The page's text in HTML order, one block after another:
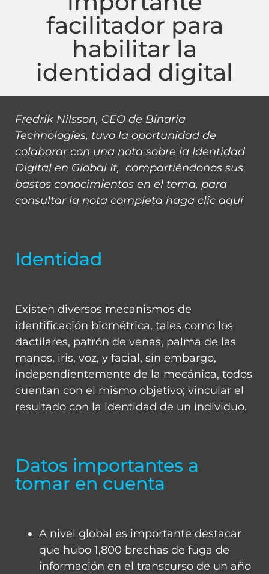
facilitador para
habilitar la
identidad digital
Fredrik Nilsson, CEO de Binaria
Technologies, tuvo la oportunidad de
colaborar con una nota sobre la Identidad
Digital en Global It, compartiéndonos sus
bastos conocimientos en el tema, para
consultar la nota completa haga clic aquí
Identidad
Existen diversos mecanismos de
identificación biométrica, tales como los
dactilares, patrón de venas, palma de las
manos, iris, voz, y facial, sin embargo,
independientemente de la mecánica, todos
cuentan con el mismo objetivo; vincular el
resultado con la identidad de un individuo.
Datos importantes a
tomar en cuenta
A nivel global es importante destacar
que hubo 1,800 brechas de fuga de
información en el transcurso de un año